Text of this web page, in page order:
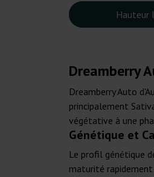
Hauteur
Dreamberry
Dreamberry Auto
principalement
végétative à une
Génétique et
Le profil génétique
maturité